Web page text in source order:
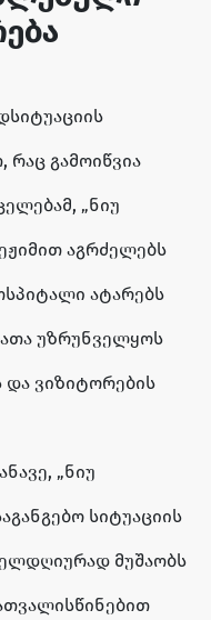
რაც გამოიწვია
„ნიუ
აგრძელებს
ატარებს
უზრუნველყოს
და ვიზიტორების
„ნიუ
სიტუაციის
მუშაობს